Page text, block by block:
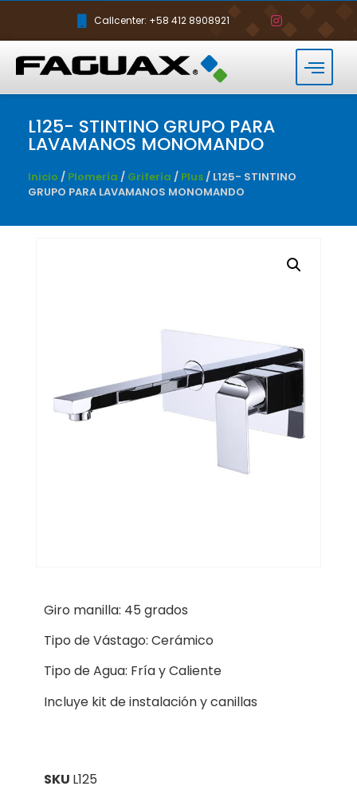
Callcenter: +58 412 8908921
L125- STINTINO GRUPO PARA
LAVAMANOS MONOMANDO
Inicio / Plomería / Grifería / Plus/ L125- STINTINO
GRUPO PARA LAVAMANOS MONOMANDO
Giro manilla: 45 grados
Tipo de Vástago: Cerámico
Tipo de Agua: Fría y Caliente
Incluye kit de instalación y canillas
SKU L125